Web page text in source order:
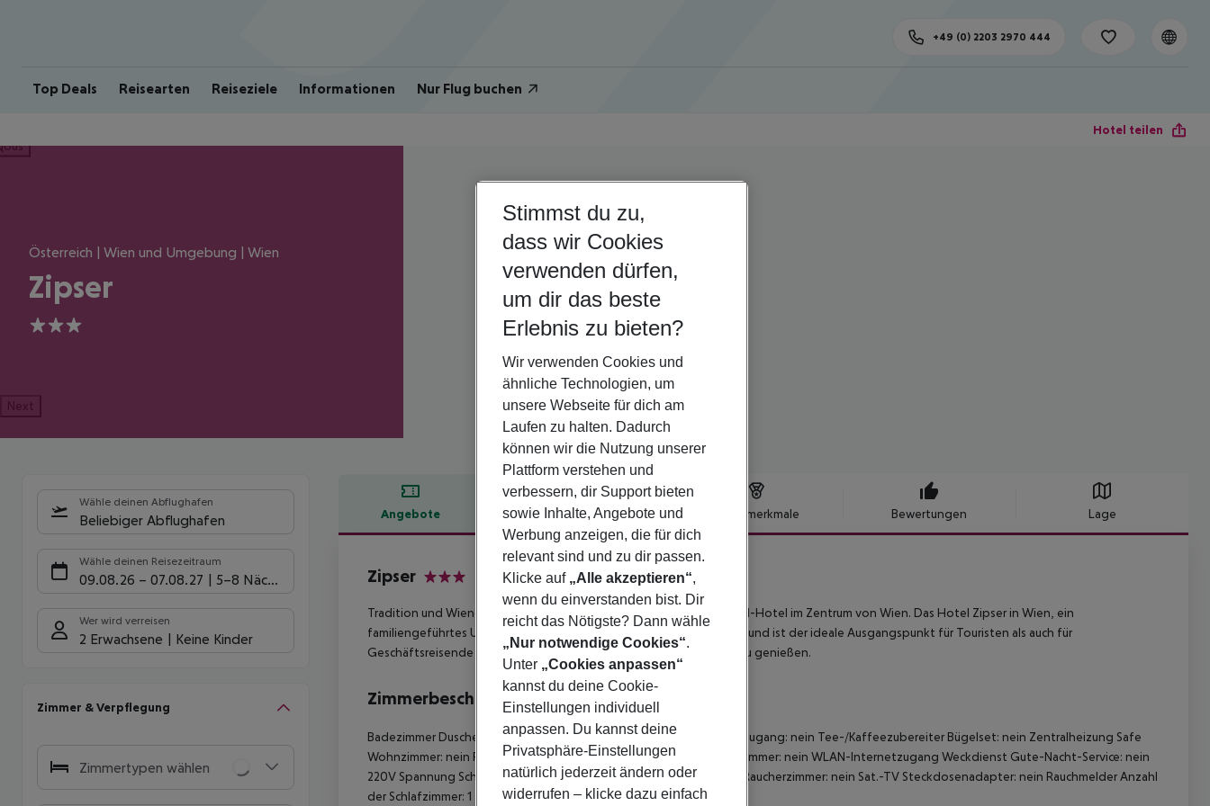
Top Deals Reisearten Reiseziele Informationen Nur Flug buchen
+49 (0) 2203 2970 444
Hotel teilen
Österreich | Wien und Umgebung | Wien
Zipser
3
Next
Wähle deinen Abflughafen
Beliebiger Abflughafen
Wähle deinen Reisezeitraum
09.08.26 – 07.08.27 5-8 Nächte
Wer wird verreisen
2 Erwachsene Keine Kinder
Zimmer & Verpflegung
Zimmertypen wählen
Angebote Hotelbeschreibung Hotelmerkmale Bewertungen Lage
Hotelbeschreibung
Zipser
Tradition und Wiener Gastlichkeit verkörpern das Flair des Jugendstil-Hotel im Zentrum von Wien. Das Hotel Zipser in Wien, ein
familiengeführtes Unternehmen, besticht durch seine zentrale Lage und ist der ideale Ausgangspunkt für Touristen als auch für
Geschäftsreisende nach Wien in all seiner Schönheit und Romantik zu genießen.
Zimmerbeschreibung
Badezimmer Dusche HaartrocknerDirektwahltelefonRadio Internetzugang: nein Tee-/Kaffeezubereiter Bügelset: nein Zentralheizung Safe
Wohnzimmer: nein Für Rollstühle geeignet: neinBarrierefreies Badezimmer: nein WLAN-Internetzugang Weckdienst Gute-Nacht-Service: nein
220V Spannung SchreibtischVergrößerungsspiegelVentilator: nein Raucherzimmer: nein Sat.-TV Steckdosenadapter: nein RauchmelderAnzahl
der Schlafzimmer: 1 Zimmerreinigung
Stimmst du zu,
dass wir Cookies
verwenden dürfen,
um dir das beste
Erlebnis zu bieten?
Wir verwenden Cookies und
ähnliche Technologien, um
unsere Webseite für dich am
Laufen zu halten. Dadurch
können wir die Nutzung unserer
Plattform verstehen und
verbessern, dir Support bieten
sowie Inhalte, Angebote und
Werbung anzeigen, die für dich
relevant sind und zu dir passen.
Klicke auf „Alle akzeptieren“,
wenn du einverstanden bist. Dir
reicht das Nötigste? Dann wähle
„Nur notwendige Cookies“.
Unter „Cookies anpassen“
kannst du deine Cookie-
Einstellungen individuell
anpassen. Du kannst deine
Privatsphäre-Einstellungen
natürlich jederzeit ändern oder
widerrufen – klicke dazu einfach